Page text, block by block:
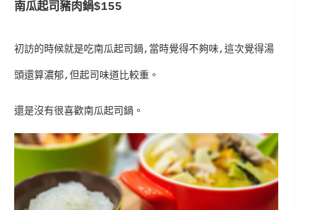
南瓜起司豬肉鍋$155
初訪的時候就是吃南瓜起司鍋,當時覺得不夠味,這次覺得湯
頭還算濃郁,但起司味道比較重。
還是沒有很喜歡南瓜起司鍋。